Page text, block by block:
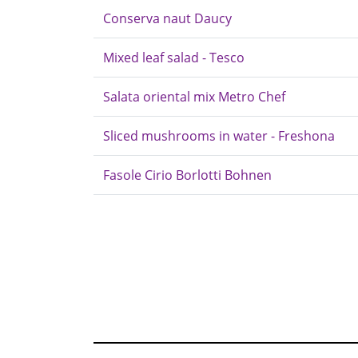
Conserva naut Daucy
Mixed leaf salad - Tesco
Salata oriental mix Metro Chef
Sliced mushrooms in water - Freshona
Fasole Cirio Borlotti Bohnen